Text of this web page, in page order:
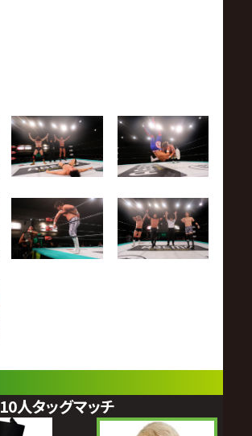
10人タッグマッチ